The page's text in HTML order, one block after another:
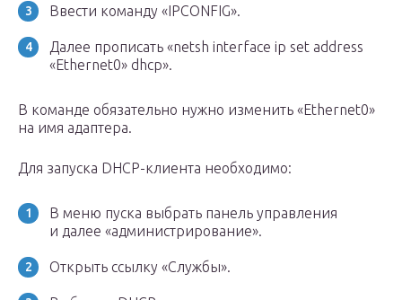
Ввести команду «IPCONFIG».
Далее прописать «netsh interface ip set address
«Ethernet0» dhcp».
В команде обязательно нужно изменить «Ethernet0»
на имя адаптера.
Для запуска DHCP-клиента необходимо:
В меню пуска выбрать панель управления
и далее «администрирование».
Открыть ссылку «Службы».